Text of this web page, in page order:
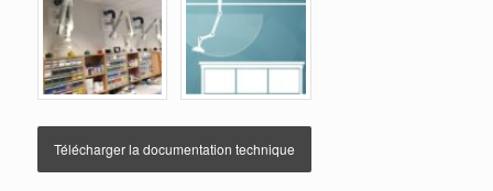
Télécharger la documentation technique